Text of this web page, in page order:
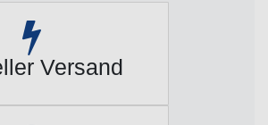
Versand